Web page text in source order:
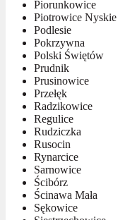
Piorunkowice
Piotrowice Nyskie
Podlesie
Pokrzywna
Polski Świętów
Prudnik
Prusinowice
Przełęk
Radzikowice
Regulice
Rudziczka
Rusocin
Rynarcice
Sarnowice
Ścibórz
Ścinawa Mała
Sękowice